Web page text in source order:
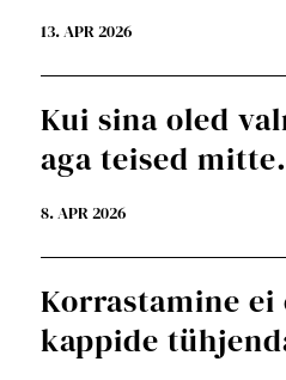
13. APR 2026
Kui sina oled
aga teised mitte.
8. APR 2026
Korrastamine
kappide